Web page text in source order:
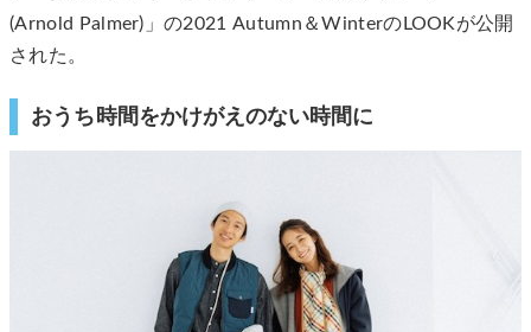
(Arnold Palmer)」の2021 Autumn＆WinterのLOOKが公開
された。
おうち時間をかけがえのない時間に